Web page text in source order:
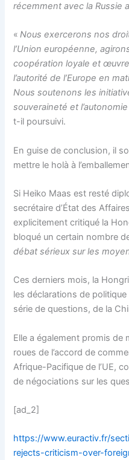
récemment avec la Russie
«Nous exercerons nos
l’Union européenne,
coopération loyale et
l’autorité de l’Europe en
Nous soutenons les
souveraineté et
t-il poursuivi.
En guise de conclusion, il
mettre le holà à
Si Heiko Maas est resté
secrétaire d’État des
explicitement critiqué la
bloqué un certain nombre
débat sérieux sur les
Ces derniers mois, la
les déclarations de
série de questions, de la
Elle a également promis de
roues de l’accord de
Afrique-Pacifique de l’UE,
de négociations sur les
[ad_2]
https://www.euractiv.fr/
rejects-criticism-over-